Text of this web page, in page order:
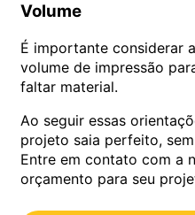
Volume
É importante considerar
volume de impressão
faltar material.
Ao seguir essas
projeto saia perfeito,
Entre em contato com a
orçamento para seu